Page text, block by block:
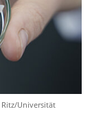
Universität